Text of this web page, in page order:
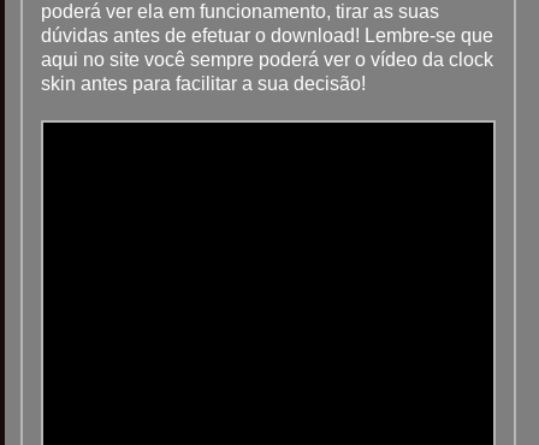
poderá ver ela em funcionamento, tirar as suas
dúvidas antes de efetuar o download! Lembre-se que
aqui no site você sempre poderá ver o vídeo da clock
skin antes para facilitar a sua decisão!